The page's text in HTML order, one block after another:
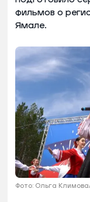
фильмов о
Ямале.
Фото: Ольга